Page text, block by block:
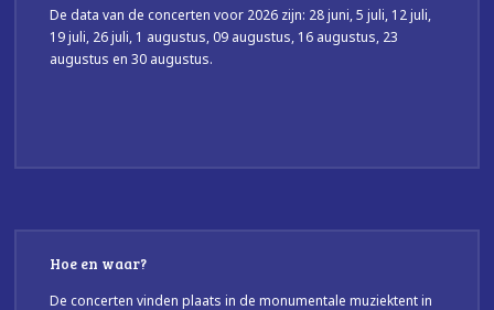
De data van de concerten voor 2026 zijn: 28 juni, 5 juli, 12 juli,
19 juli, 26 juli, 1 augustus, 09 augustus, 16 augustus, 23
augustus en 30 augustus.
Hoe en waar?
De concerten vinden plaats in de monumentale muziektent in